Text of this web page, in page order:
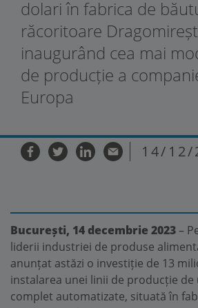
dolari în fabrica de
răcoritoare
inaugurând cea mai
de producție a
Europa
14/12/
București, 14 decembrie 2023–
liderii industriei de produse
anunțat astăzi o investiție de 13
instalarea unei linii de producție
complet automatizate, situată în